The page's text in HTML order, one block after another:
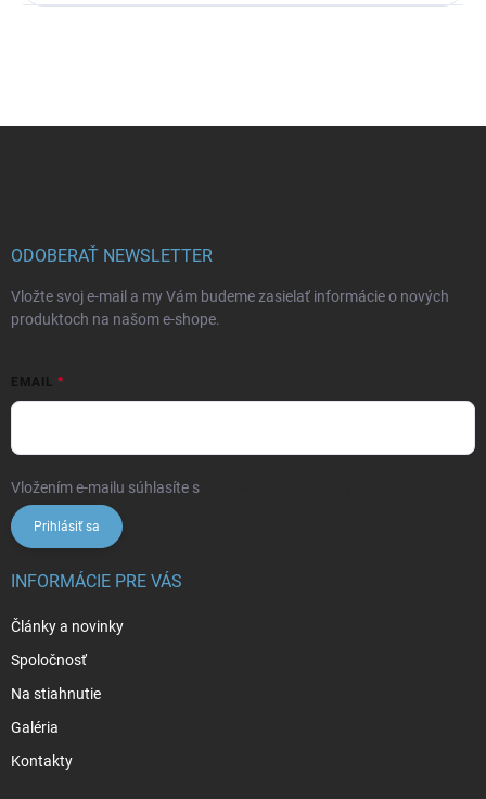
ODOBERAŤ NEWSLETTER
Vložte svoj e-mail a my Vám budeme zasielať informácie o nových
produktoch na našom e-shope.
EMAIL
Vložením e-mailu súhlasíte s
Prihlásiť sa
INFORMÁCIE PRE VÁS
Články a novinky
Spoločnosť
Na stiahnutie
Galéria
Kontakty